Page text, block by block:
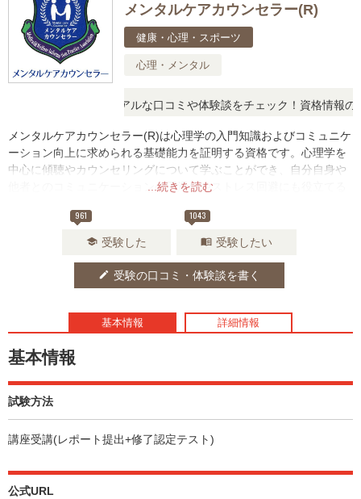
メンタルケアカウンセラー(R)
健康・心理・スポーツ
心理・メンタル
問に思ったら、リアルな口コミや体験談をチェック！資格情報の下
...続きを読む
メンタルケアカウンセラー(R)は心理学の入門知識およびコミュニケ
ーション向上に求められる基礎能力を証明する資格です。心理学を
中心に傾聴やカウンセリングについて学ぶことができ、自分自身や
他者とのコミュニケーションの円滑化やストレス回避にも役立てる
961
school 受験した
1043
menu_book 受験したい
edit 受験の口コミ・体験談を書く
基本情報 詳細情報
基本情報
試験方法
講座受講(レポート提出+修了認定テスト)
公式URL